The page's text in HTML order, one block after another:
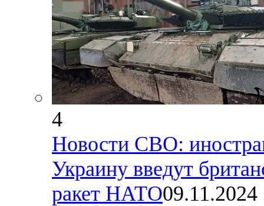
4
Новости СВО:
Украину введут
ракет НАТО09.11.2024